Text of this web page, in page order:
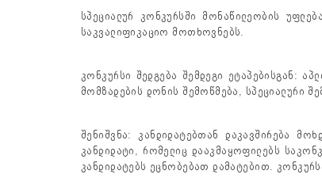
სპეციალურ კონკურსში მონაწილეობის
საკვალიფიკაციო მოთხოვნებს.
კონკურსი შედგება შემდეგი ეტაპებისგან:
მომზადების დონის შემოწმება, სპეციალური
შენიშვნა: კანდიდატებთან დაკავშირება
კანდიდატი, რომელიც დააკმაყოფილებს
კანდიდატებს ეცნობებათ დამატებით.